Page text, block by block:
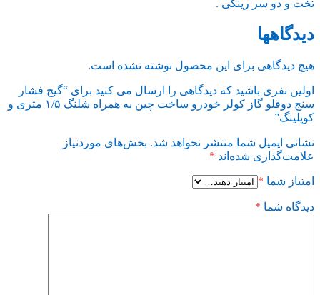
تخت و دو سر رینگی .
دیدگاهها
هیچ دیدگاهی برای این محصول نوشته نشده است.
اولین نفری باشید که دیدگاهی را ارسال می کنید برای “گیج فشار
سنج دوقلو گاز کولر خودرو ساخت چین به همراه شلنگ ۱/۵ متری و
کوپلینگ”
نشانی ایمیل شما منتشر نخواهد شد. بخش‌های موردنیاز
علامت‌گذاری شده‌اند *
امتیاز شما *
دیدگاه شما *